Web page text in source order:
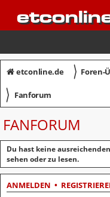
etconline.de 〉 Foren-
〉 Fanforum
FANFORUM
Du hast keine
sehen oder zu lesen.
ANMELDEN •